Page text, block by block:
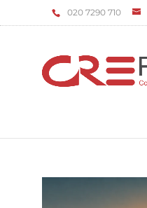
‌020 7290 710